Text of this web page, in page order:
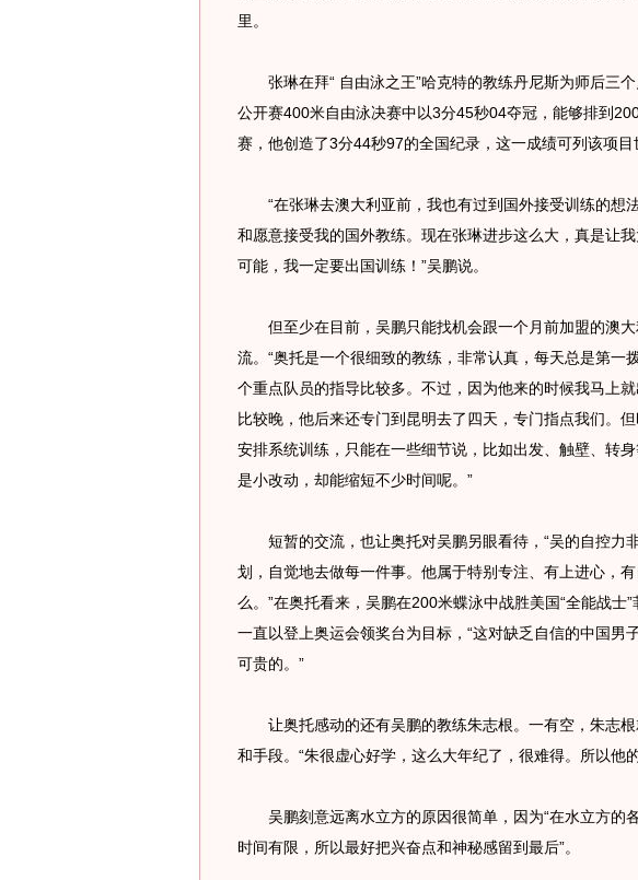
里。
张琳在拜“ 自由泳之王”哈克特的教练丹尼斯为师后三个
公开赛400米自由泳决赛中以3分45秒04夺冠，能够排到
赛，他创造了3分44秒97的全国纪录，这一成绩可列该项目
“在张琳去澳大利亚前，我也有过到国外接受训练的想
和愿意接受我的国外教练。现在张琳进步这么大，真是让
可能，我一定要出国训练！”吴鹏说。
但至少在目前，吴鹏只能找机会跟一个月前加盟的澳大
流。“奥托是一个很细致的教练，非常认真，每天总是第一
个重点队员的指导比较多。不过，因为他来的时候我马上
比较晚，他后来还专门到昆明去了四天，专门指点我们。
安排系统训练，只能在一些细节说，比如出发、触壁、转
是小改动，却能缩短不少时间呢。”
短暂的交流，也让奥托对吴鹏另眼看待，“吴的自控力
划，自觉地去做每一件事。他属于特别专注、有上进心，
么。”在奥托看来，吴鹏在200米蝶泳中战胜美国“全能战士
一直以登上奥运会领奖台为目标，“这对缺乏自信的中国男
可贵的。”
让奥托感动的还有吴鹏的教练朱志根。一有空，朱志根
和手段。“朱很虚心好学，这么大年纪了，很难得。所以他
吴鹏刻意远离水立方的原因很简单，因为“在水立方的
时间有限，所以最好把兴奋点和神秘感留到最后”。